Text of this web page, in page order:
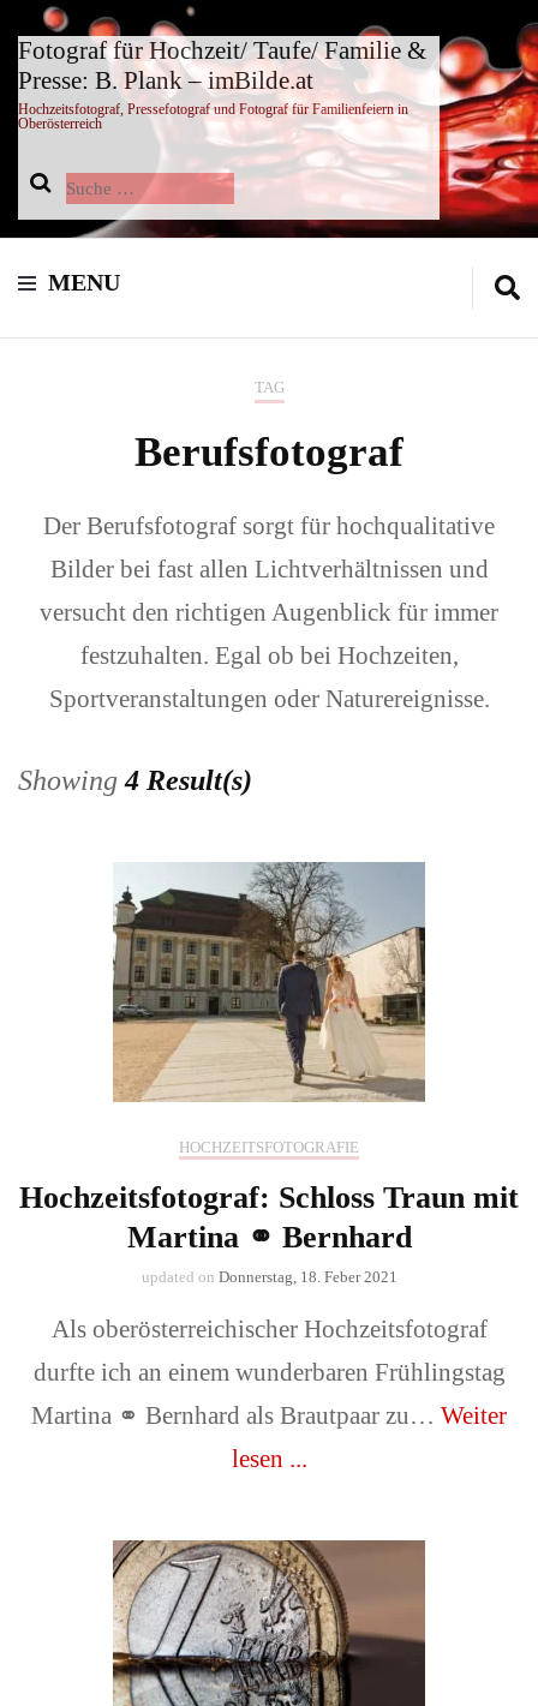
Fotograf für Hochzeit/ Taufe/ Familie &
Presse: B. Plank – imBilde.at
Hochzeitsfotograf, Pressefotograf und Fotograf für Familienfeiern in
Oberösterreich
Suche
nach:
MENU
TAG
Berufsfotograf
Der Berufsfotograf sorgt für hochqualitative
Bilder bei fast allen Lichtverhältnissen und
versucht den richtigen Augenblick für immer
festzuhalten. Egal ob bei Hochzeiten,
Sportveranstaltungen oder Naturereignisse.
Showing4 Result(s)
HOCHZEITSFOTOGRAFIE
Hochzeitsfotograf: Schloss Traun mit
Martina ⚭ Bernhard
updated on Donnerstag, 18. Feber 2021
Als oberösterreichischer Hochzeitsfotograf
durfte ich an einem wunderbaren Frühlingstag
Martina ⚭ Bernhard als Brautpaar zu… Weiter
lesen ...